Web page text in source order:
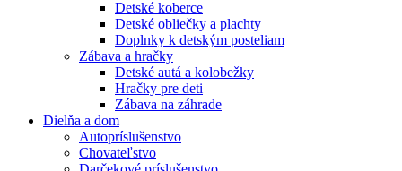
Detské koberce
Detské obliečky a plachty
Doplnky k detským posteliam
Zábava a hračky
Detské autá a kolobežky
Hračky pre deti
Zábava na záhrade
Dielňa a dom
Autopríslušenstvo
Chovateľstvo